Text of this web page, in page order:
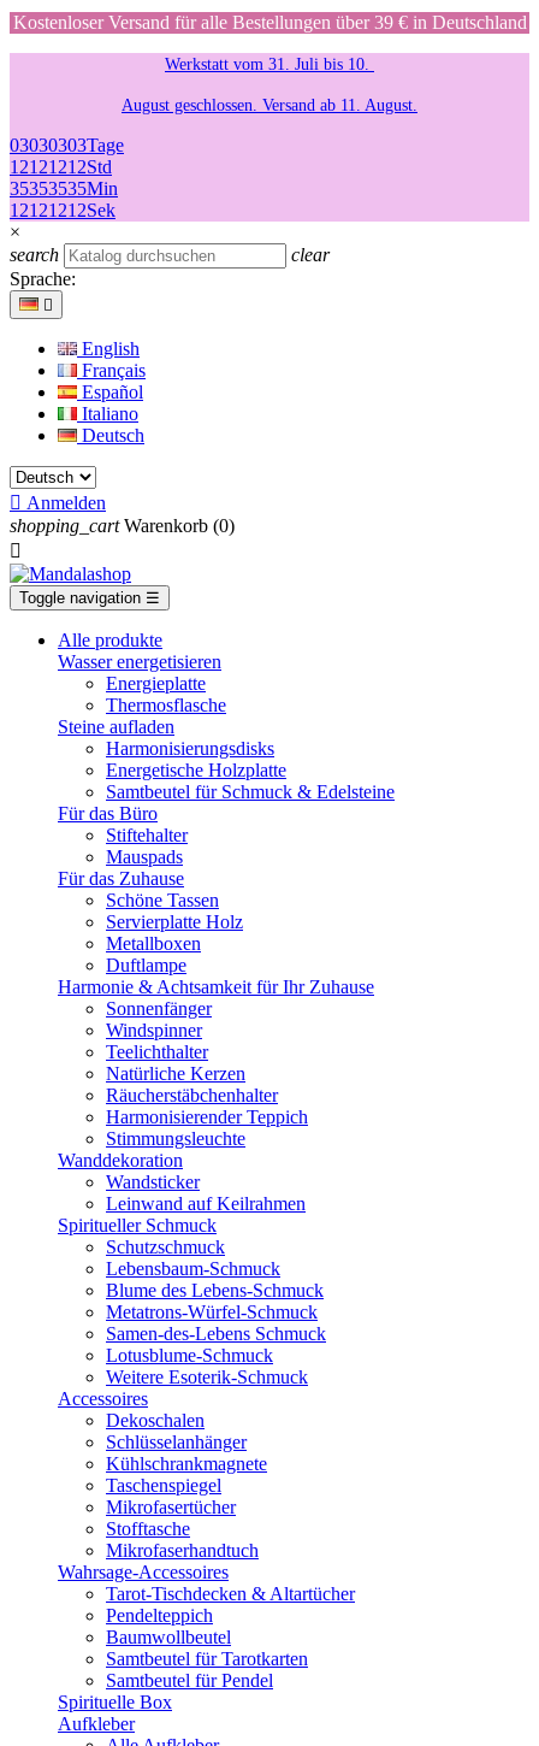
Kostenloser Versand für alle Bestellungen über 39 € in Deutschland
Werkstatt vom 31. Juli bis 10.
August geschlossen. Versand ab 11. August.
03030303Tage
12121212Std
35353535Min
12121212Sek
×
search
clear
Sprache:

English
Français
Español
Italiano
Deutsch
 Anmelden
shopping_cart Warenkorb (0)

Toggle navigation ☰
Alle produkte
Wasser energetisieren
Energieplatte​
Thermosflasche
Steine aufladen
Harmonisierungsdisks
Energetische Holzplatte
Samtbeutel für Schmuck & Edelsteine
Für das Büro
Stiftehalter
Mauspads
Für das Zuhause
Schöne Tassen
Servierplatte Holz
Metallboxen
Duftlampe
Harmonie & Achtsamkeit für Ihr Zuhause
Sonnenfänger
Windspinner
Teelichthalter
Natürliche Kerzen
Räucherstäbchenhalter
Harmonisierender Teppich
Stimmungsleuchte
Wanddekoration
Wandsticker
Leinwand auf Keilrahmen
Spiritueller Schmuck
Schutzschmuck
Lebensbaum-Schmuck
Blume des Lebens-Schmuck
Metatrons-Würfel-Schmuck
Samen-des-Lebens Schmuck
Lotusblume-Schmuck
Weitere Esoterik-Schmuck
Accessoires
Dekoschalen
Schlüsselanhänger
Kühlschrankmagnete
Taschenspiegel
Mikrofasertücher
Stofftasche
Mikrofaserhandtuch
Wahrsage-Accessoires
Tarot-Tischdecken & Altartücher
Pendelteppich
Baumwollbeutel
Samtbeutel für Tarotkarten
Samtbeutel für Pendel
Spirituelle Box
Aufkleber